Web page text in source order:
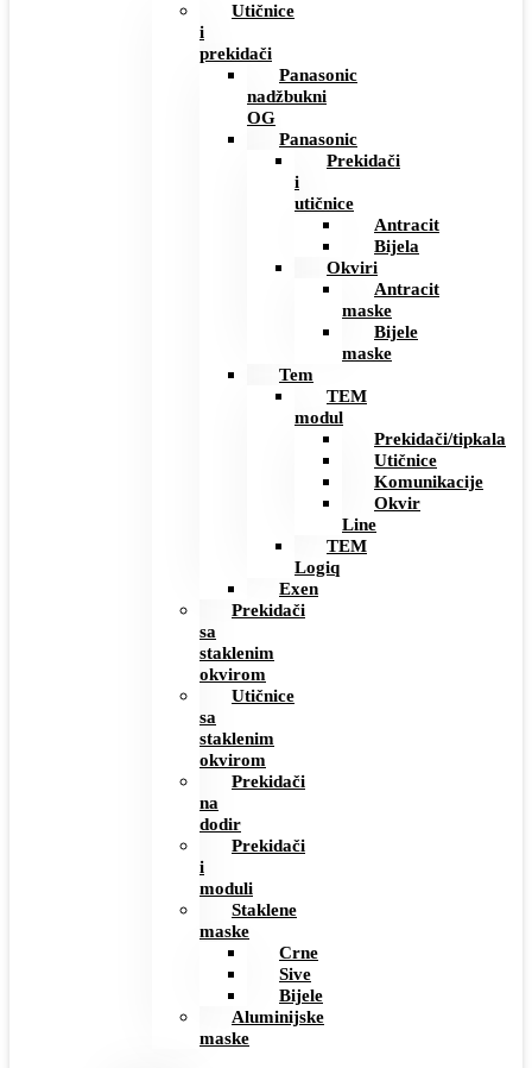
Utičnice
i
prekidači
Panasonic
nadžbukni
OG
Panasonic
Prekidači
i
utičnice
Antracit
Bijela
Okviri
Antracit
maske
Bijele
maske
Tem
TEM
modul
Prekidači/tipkala
Utičnice
Komunikacije
Okvir
Line
TEM
Logiq
Exen
Prekidači
sa
staklenim
okvirom
Utičnice
sa
staklenim
okvirom
Prekidači
na
dodir
Prekidači
i
moduli
Staklene
maske
Crne
Sive
Bijele
Aluminijske
maske